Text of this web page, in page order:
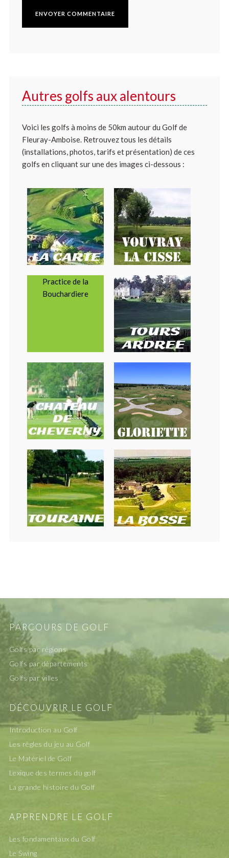
Autres golfs aux alentours
Voici les golfs à moins de 50km autour du Golf de
Fleuray-Amboise. Retrouvez tous les détails
(installations, photos, tarifs et présentation) de ces
golfs en cliquant sur une des images ci-dessous :
Practice de la
Bouchardiere
PARCOURS DE GOLF
Golfs par régions
Golfs par départements
Golfs par villes
DÉCOUVRIR LE GOLF
Introduction au Golf
Les rêgles du jeu au Golf
Le Matériel de Golf
Lexique des termes du golf
La grande histoire du Golf
APPRENDRE LE GOLF
Les fondamentaux du Golf
Le Swing